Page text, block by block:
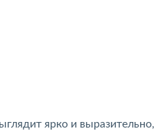
ярко и выразительно,